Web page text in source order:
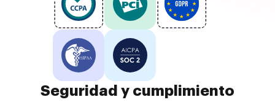
Seguridad y cumplimiento